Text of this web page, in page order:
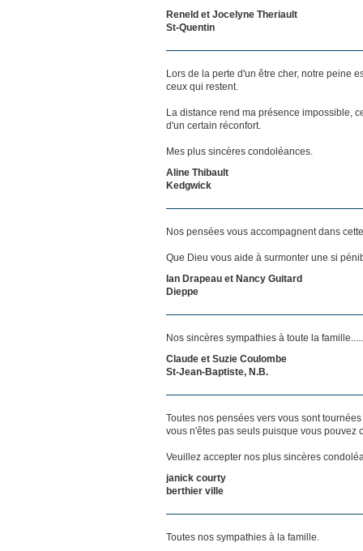
Reneld et Jocelyne Theriault
St-Quentin
Lors de la perte d'un être cher, notre peine
ceux qui restent.
La distance rend ma présence impossible,
d'un certain réconfort.
Mes plus sincères condoléances.
Aline Thibault
Kedgwick
Nos pensées vous accompagnent dans
Que Dieu vous aide à surmonter une si
Ian Drapeau et Nancy Guitard
Dieppe
Nos sincères sympathies à toute la
Claude et Suzie Coulombe
St-Jean-Baptiste, N.B.
Toutes nos pensées vers vous sont
vous n'êtes pas seuls puisque vous pouvez
Veuillez accepter nos plus sincères
janick courty
berthier ville
Toutes nos sympathies à la famille.